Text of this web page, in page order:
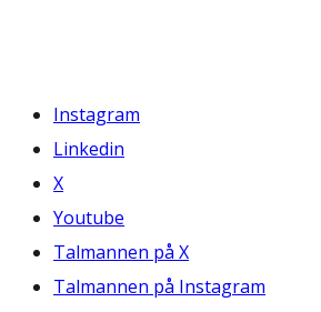
Instagram
Linkedin
X
Youtube
Talmannen på X
Talmannen på Instagram